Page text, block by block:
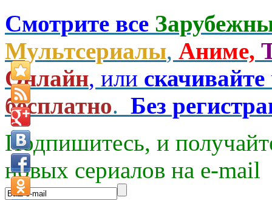
Смотрите все
Мультсериалы, Аниме,
Онлайн, или скачивайте
бесплатно. Без
Подпишитесь, и
новых сериалов на e-mаil